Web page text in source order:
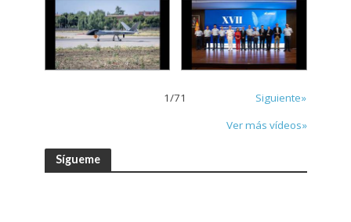
1/71
Siguiente»
Ver más vídeos»
Sígueme